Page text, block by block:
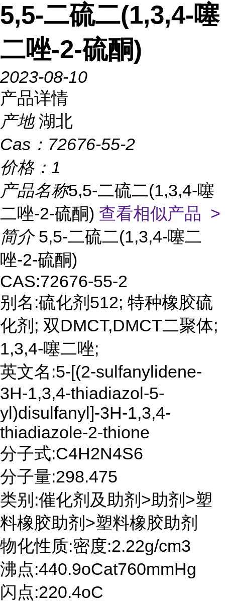
5,5-二硫二(1,3,4-噻
二唑-2-硫酮)
2023-08-10
产品详情
产地 湖北
Cas： 72676-55-2
价格： 1
产品名称5,5-二硫二(1,3,4-噻
二唑-2-硫酮) 查看相似产品 >
简介 5,5-二硫二(1,3,4-噻二
唑-2-硫酮)
CAS:72676-55-2
别名:硫化剂512; 特种橡胶硫
化剂; 双DMCT,DMCT二聚体;
1,3,4-噻二唑;
英文名:5-[(2-sulfanylidene-
3H-1,3,4-thiadiazol-5-
yl)disulfanyl]-3H-1,3,4-
thiadiazole-2-thione
分子式:C4H2N4S6
分子量:298.475
类别:催化剂及助剂>助剂>塑
料橡胶助剂>塑料橡胶助剂
物化性质:密度:2.22g/cm3
沸点:440.9oCat760mmHg
闪点:220.4oC